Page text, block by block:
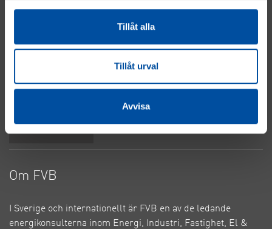
Tillåt alla
Tillåt urval
Avvisa
Fastighet
Vatten & Avlopp
Integritetspolicy
Om FVB
I Sverige och internationellt är FVB en av de ledande
energikonsulterna inom Energi, Industri, Fastighet, El &